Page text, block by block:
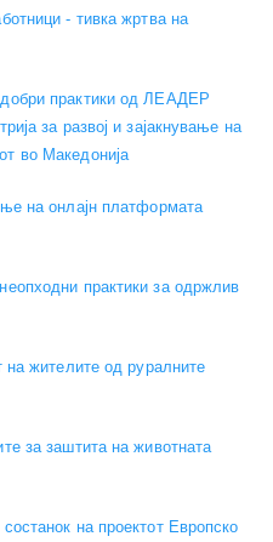
- тивка жртва на
практики од ЛЕАДЕР
за развој и зајакнување на
во Македонија
на онлајн платформата
практики за одржлив
на жителите од руралните
за заштита на животната
на проектот Европско